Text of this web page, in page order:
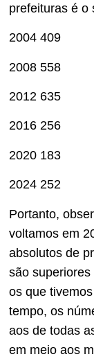
prefeituras é o
2004 409
2008 558
2012 635
2016 256
2020 183
2024 252
Portanto,
voltamos em
absolutos de
são
os que
tempo, os
aos de todas
em meio aos